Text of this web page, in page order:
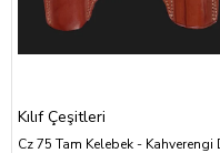
Kılıf Çeşitleri